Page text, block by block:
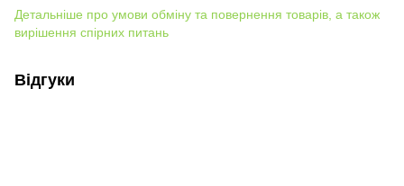
Детальніше про умови обміну та повернення товарів, а також
вирішення спірних питань
Відгуки